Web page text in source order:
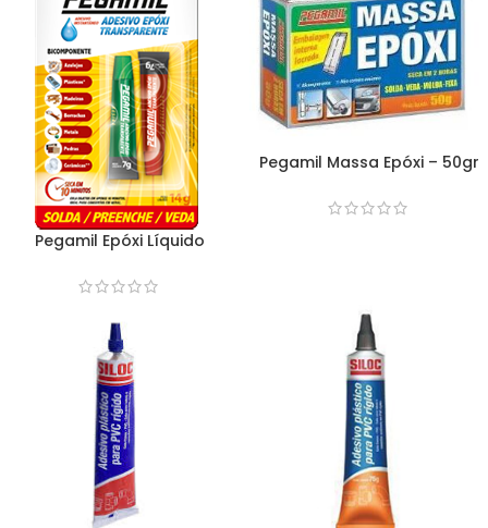
Pegamil Epóxi Líquido
Pegamil Massa Epóxi – 50gr